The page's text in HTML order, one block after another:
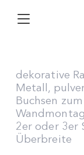
dekorative
Metall,
Buchsen
2er oder 3er
Überbreite